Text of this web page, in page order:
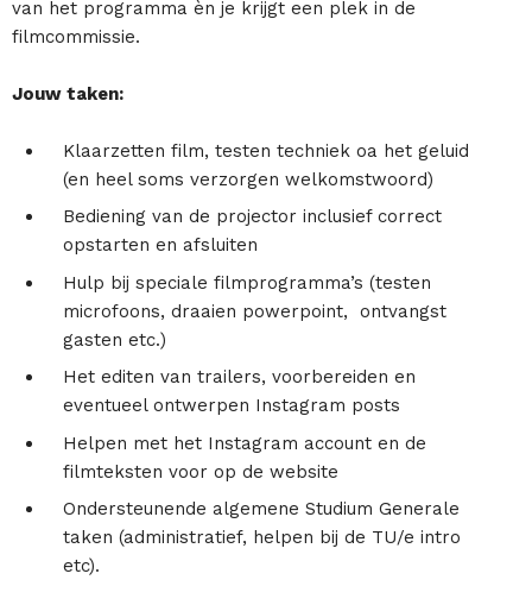
van het programma èn je krijgt een plek in de
filmcommissie.
Jouw taken:
Klaarzetten film, testen techniek oa het geluid
(en heel soms verzorgen welkomstwoord)
Bediening van de projector inclusief correct
opstarten en afsluiten
Hulp bij speciale filmprogramma’s (testen
microfoons, draaien powerpoint, ontvangst
gasten etc.)
Het editen van trailers, voorbereiden en
eventueel ontwerpen Instagram posts
Helpen met het Instagram account en de
filmteksten voor op de website
Ondersteunende algemene Studium Generale
taken (administratief, helpen bij de TU/e intro
etc).